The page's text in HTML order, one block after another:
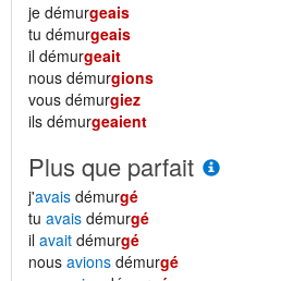
je démurgeais
tu démurgeais
il démurgeait
nous démurgions
vous démurgiez
ils démurgeaient
Plus que parfait
j'avais démurgé
tu avais démurgé
il avait démurgé
nous avions démurgé